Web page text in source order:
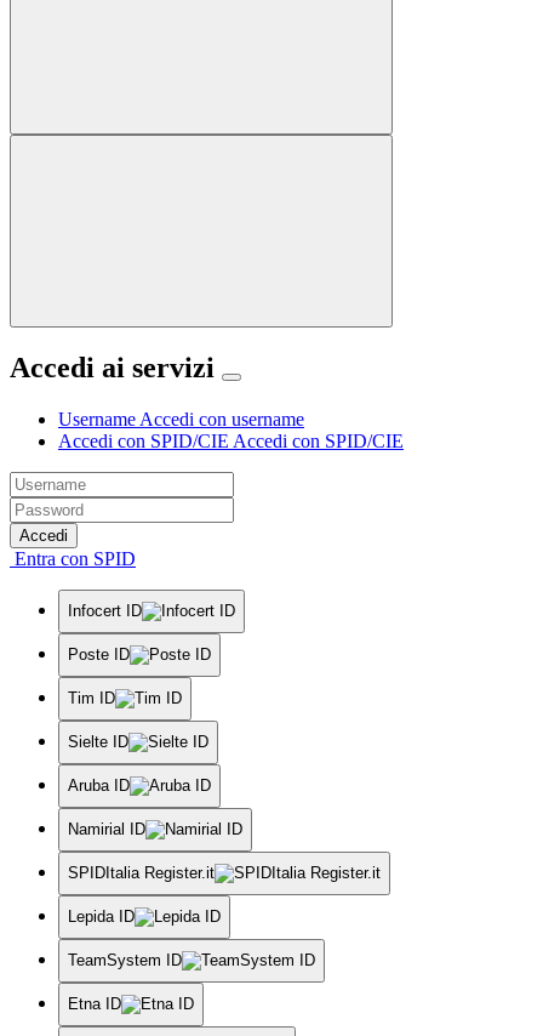
Accedi ai servizi
Username Accedi con username
Accedi con SPID/CIE Accedi con SPID/CIE
Accedi
Entra con SPID
Infocert ID
Poste ID
Tim ID
Sielte ID
Aruba ID
Namirial ID
SPIDItalia Register.it
Lepida ID
TeamSystem ID
Etna ID